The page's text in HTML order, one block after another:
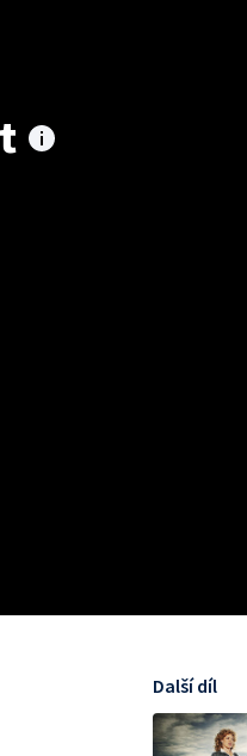
Další díl